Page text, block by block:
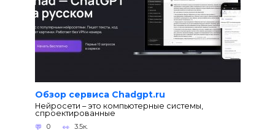
Обзор сервиса Chadgpt.ru
Нейросети – это компьютерные системы,
спроектированные
0 3.5к.